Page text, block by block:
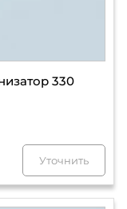
330
Уточнить